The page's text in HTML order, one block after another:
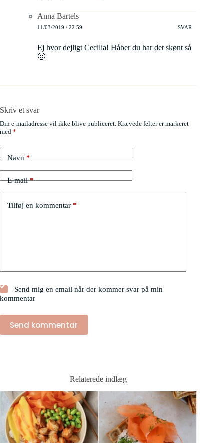
Anna Bartels
11/03/2019 / 22:59 SVAR
Ej hvor dejligt Cecilia! Håber du har det skønt så
🙂
Skriv et svar
Din e-mailadresse vil ikke blive publiceret. Krævede felter er markeret
med *
Navn*
E-mail*
Tilføj en kommentar *
Send mig en email når der kommer svar på min
kommentar
Send kommentar
Relaterede indlæg